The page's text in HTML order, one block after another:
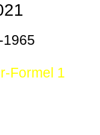
1965
Formel 1